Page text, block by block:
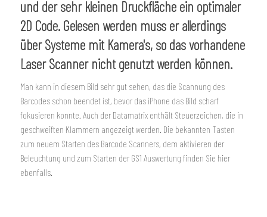
und der sehr kleinen Druckfläche ein optimaler
2D Code. Gelesen werden muss er allerdings
über Systeme mit Kamera's, so das vorhandene
Laser Scanner nicht genutzt werden können.
Man kann in diesem Bild sehr gut sehen, das die Scannung des
Barcodes schon beendet ist, bevor das iPhone das Bild scharf
fokusieren konnte. Auch der Datamatrix enthält Steuerzeichen, die in
geschweiften Klammern angezeigt werden. Die bekannten Tasten
zum neuem Starten des Barcode Scanners, dem aktivieren der
Beleuchtung und zum Starten der GS1 Auswertung finden Sie hier
ebenfalls.